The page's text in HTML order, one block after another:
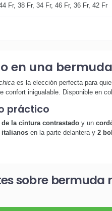
Fr, 38 Fr, 34 Fr, 46 Fr, 36 Fr, 42 Fr
en una
es la elección perfecta para
confort inigualable. Disponible en
práctico
la cintura contrastadoy un
en la parte delantera y 2
sobre